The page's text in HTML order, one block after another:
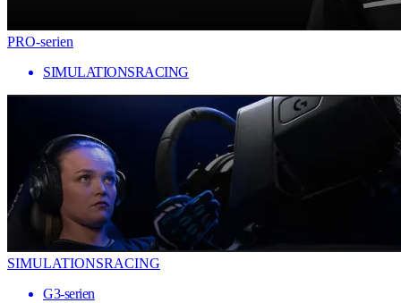
PRO-serien
SIMULATIONSRACING
SIMULATIONSRACING
G3-serien